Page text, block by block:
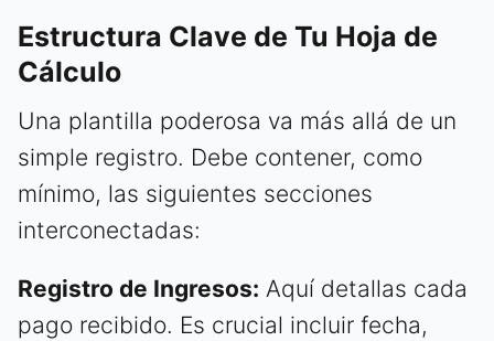
Estructura Clave de Tu Hoja de
Cálculo
Una plantilla poderosa va más allá de un
simple registro. Debe contener, como
mínimo, las siguientes secciones
interconectadas:
Registro de Ingresos: Aquí detallas cada
pago recibido. Es crucial incluir fecha,